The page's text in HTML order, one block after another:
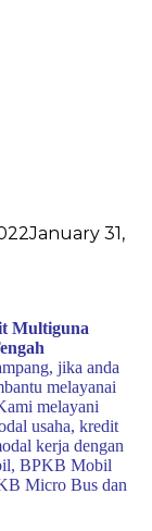
January 31,
Multiguna
jika anda
melayanai
melayani
usaha, kredit
kerja dengan
BPKB Mobil
Micro Bus dan